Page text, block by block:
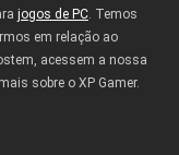
jogos de PC. Temos
em relação ao
acessem a nossa
sobre o XP Gamer.